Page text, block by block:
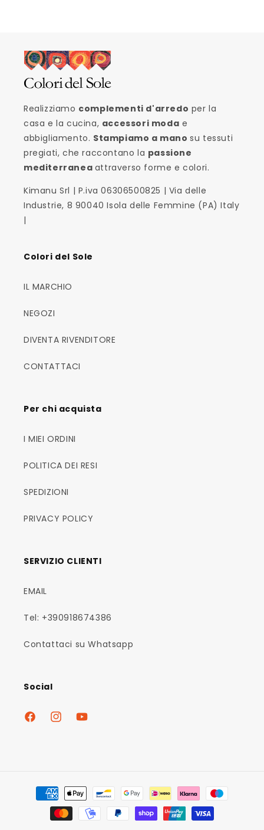
Realizziamo complementi d'arredo per la
casa e la cucina, accessori moda e
abbigliamento. Stampiamo a manosu tessuti
pregiati, che raccontano la passione
mediterranea attraverso forme e colori.
Kimanu Srl | P.iva 06306500825 | Via delle
Industrie, 8 90040 Isola delle Femmine (PA) Italy
|
Colori del Sole
IL MARCHIO
NEGOZI
DIVENTA RIVENDITORE
CONTATTACI
Per chi acquista
I MIEI ORDINI
POLITICA DEI RESI
SPEDIZIONI
PRIVACY POLICY
SERVIZIO CLIENTI
EMAIL
Tel: +390918674386
Contattaci su Whatsapp
Social
FacebookInstagramYouTube
Metodi
pagamento